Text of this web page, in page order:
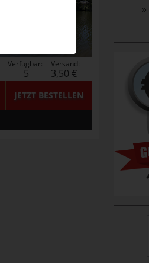
JETZT BESTELLEN
Verfügbar:
5
Versand:
3,50 €
»